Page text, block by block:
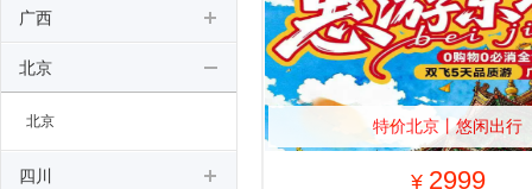
特价北京丨悠闲出行
¥ 2999
广西
北京
北京
四川